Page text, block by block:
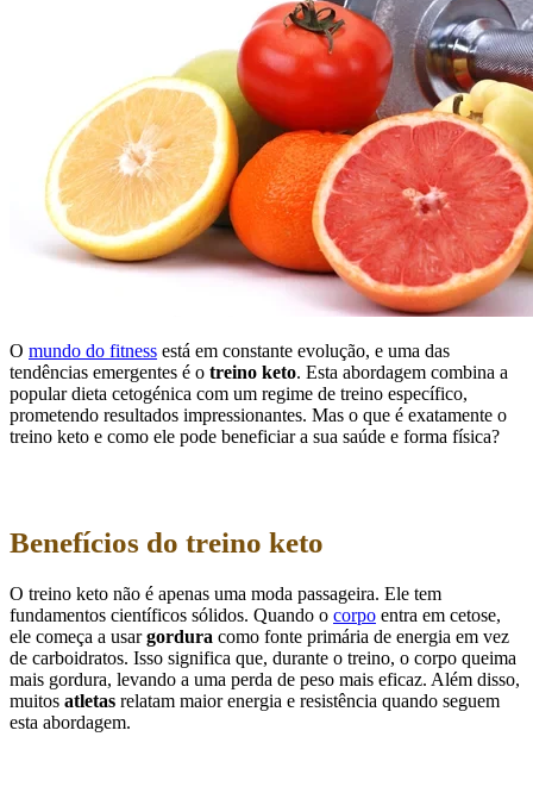
O mundo do fitness está em constante evolução, e uma das
tendências emergentes é o treino keto. Esta abordagem combina a
popular dieta cetogénica com um regime de treino específico,
prometendo resultados impressionantes. Mas o que é exatamente o
treino keto e como ele pode beneficiar a sua saúde e forma física?
Benefícios do treino keto
O treino keto não é apenas uma moda passageira. Ele tem
fundamentos científicos sólidos. Quando o corpo entra em cetose,
ele começa a usargordura como fonte primária de energia em vez
de carboidratos. Isso significa que, durante o treino, o corpo queima
mais gordura, levando a uma perda de peso mais eficaz. Além disso,
muitos atletas relatam maior energia e resistência quando seguem
esta abordagem.